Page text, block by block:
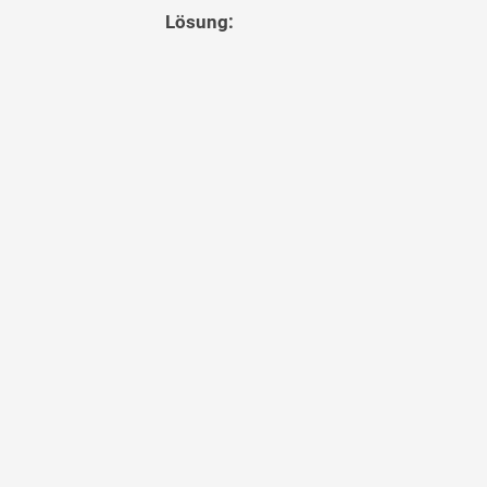
Lösung: